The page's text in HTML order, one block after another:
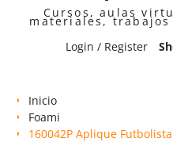
Cursos, aulas
materiales, trabajos
Login / Register
Inicio
Foami
160042P Aplique